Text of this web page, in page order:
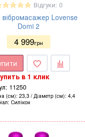
Відгуки: 0
Lovense
Domi 2
4 999грн
в 1 клик
11250
(см) 23,3 Діаметр (см) 4,4
Силікон